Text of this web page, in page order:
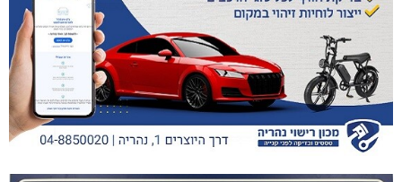
היכל שלמה, מעלות: עונת 26-27